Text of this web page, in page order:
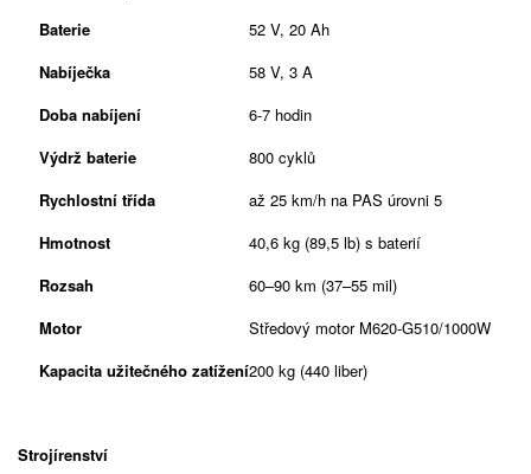
Baterie
52 V, 20 Ah
Nabíječka
58 V, 3 A
Doba nabíjení
6-7 hodin
Výdrž baterie
800 cyklů
Rychlostní třída
až 25 km/h na PAS úrovni 5
Hmotnost
40,6 kg (89,5 lb) s baterií
Rozsah
60–90 km (37–55 mil)
Motor
Středový motor M620-G510/1000W
Kapacita užitečného zatížení200 kg (440 liber)
Strojírenství